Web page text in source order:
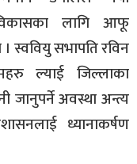
लागि आफू
। स्ववियु सभापति रविन
ल्याई जिल्लाका
जानुपर्ने अवस्था अन्त्य
ध्यानाकर्षण